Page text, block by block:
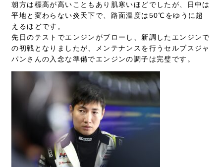
朝方は標高が高いこともあり肌寒いほどでしたが、日中は
平地と変わらない炎天下で、路面温度は50℃をゆうに超
えるほどです。
先日のテストでエンジンがブローし、新調したエンジンで
の初戦となりましたが、メンテナンスを行うセルブスジャ
パンさんの入念な準備でエンジンの調子は完璧です。